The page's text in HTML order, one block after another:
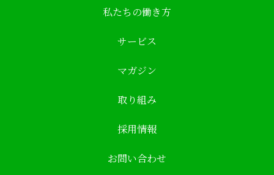
私たちの働き方
サービス
マガジン
取り組み
採用情報
お問い合わせ